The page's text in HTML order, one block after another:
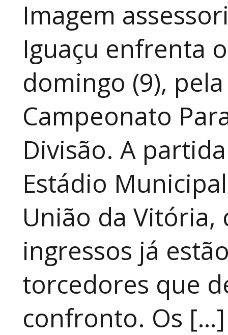
Imagem
Iguaçu enfrenta
domingo (9),
Campeonato
Divisão. A
Estádio
União da Vitória,
ingressos já
torcedores que
confronto. Os […]